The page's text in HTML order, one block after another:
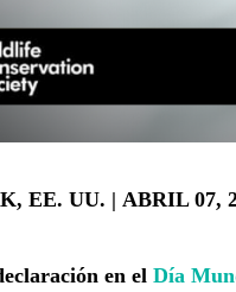
EE. UU. | ABRIL 07,
en el Día